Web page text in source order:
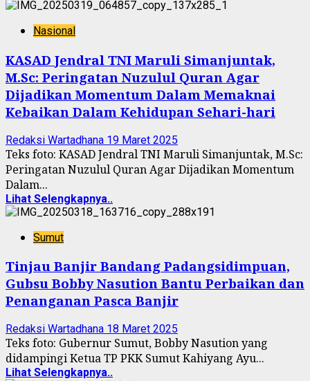
Nasional
KASAD Jendral TNI Maruli Simanjuntak,
M.Sc: Peringatan Nuzulul Quran Agar
Dijadikan Momentum Dalam Memaknai
Kebaikan Dalam Kehidupan Sehari-hari
Redaksi Wartadhana 19 Maret 2025
Teks foto: KASAD Jendral TNI Maruli Simanjuntak, M.Sc:
Peringatan Nuzulul Quran Agar Dijadikan Momentum
Dalam...
Lihat Selengkapnya..
Sumut
Tinjau Banjir Bandang Padangsidimpuan,
Gubsu Bobby Nasution Bantu Perbaikan dan
Penanganan Pasca Banjir
Redaksi Wartadhana 18 Maret 2025
Teks foto: Gubernur Sumut, Bobby Nasution yang
didampingi Ketua TP PKK Sumut Kahiyang Ayu...
Lihat Selengkapnya..